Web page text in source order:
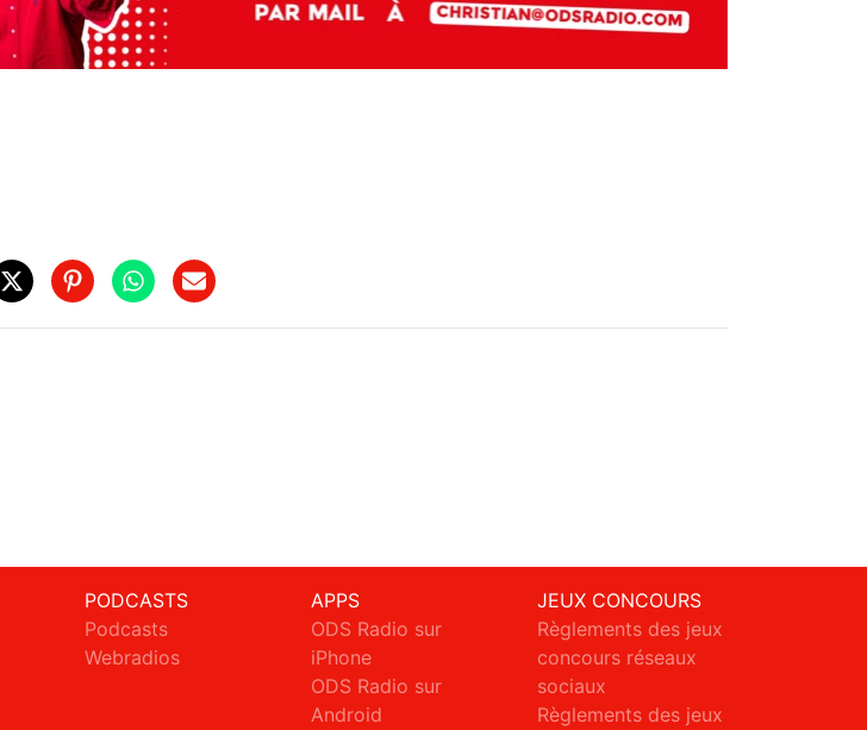
PODCASTS
Podcasts
Webradios
APPS
ODS Radio sur
iPhone
ODS Radio sur
Android
JEUX CONCOURS
Règlements des jeux
concours réseaux
sociaux
Règlements des jeux